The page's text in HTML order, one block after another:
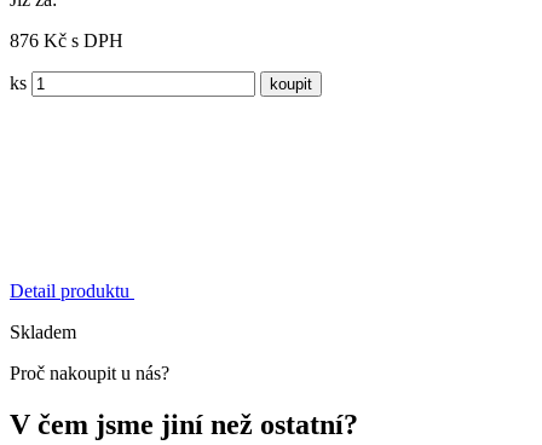
876 Kč s DPH
ks
Detail produktu
Skladem
Proč nakoupit u nás?
V čem jsme jiní než ostatní?